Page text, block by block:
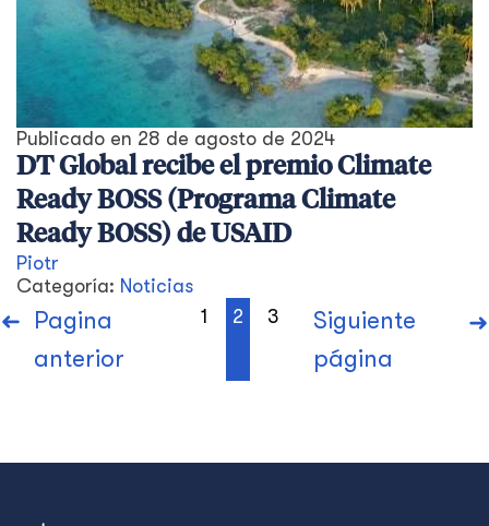
Publicado en 28 de agosto de 2024
DT Global recibe el premio Climate
Ready BOSS (Programa Climate
Ready BOSS) de USAID
Piotr
Categoría: Noticias
Pagina
anterior
1 2 3
Siguiente
página